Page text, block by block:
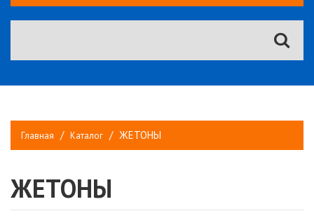
Главная Каталог ЖЕТОНЫ
ЖЕТОНЫ